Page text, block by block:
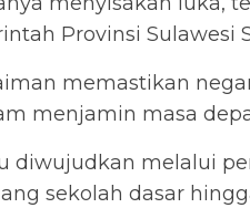
Provinsi Sulawesi
memastikan
menjamin masa
diwujudkan melalui
sekolah dasar